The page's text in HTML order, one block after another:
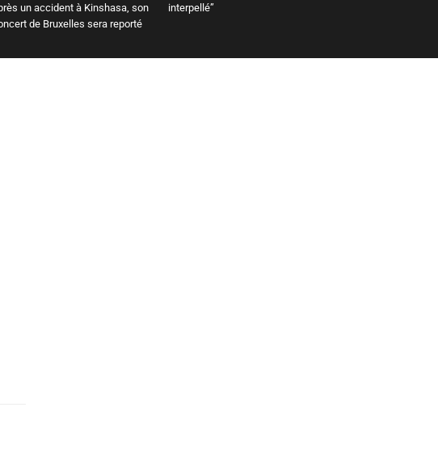
un accident à Kinshasa, son
de Bruxelles sera reporté
interpellé”